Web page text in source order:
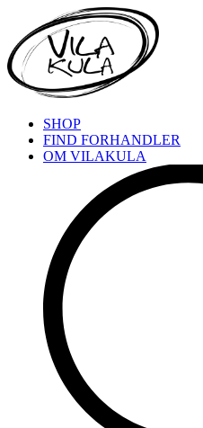
SHOP
FIND FORHANDLER
OM VILAKULA